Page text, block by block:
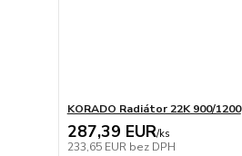
KORADO Radiátor 22K 900/1200
287,39 EUR/ks
233,65 EUR bez DPH